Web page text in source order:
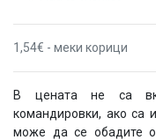
1,54€ - меки корици
В цената не са
командировки, ако са
може да се обадите